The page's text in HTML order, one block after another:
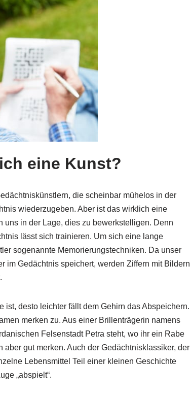
eine Kunst?
die scheinbar mühelos in der
wiederzugeben. Aber ist das wirklich eine
uns in der Lage, dies zu bewerkstelligen. Denn
lässt sich trainieren. Um sich eine lange
sogenannte Memorierungstechniken. Da unser
im Gedächtnis speichert, werden Ziffern mit Bildern
ist, desto leichter fällt dem Gehirn das Abspeichern.
merken zu. Aus einer Brillenträgerin namens
Felsenstadt Petra steht, wo ihr ein Rabe
gut merken. Auch der Gedächtnisklassiker, der
Lebensmittel Teil einer kleinen Geschichte
„abspielt“.